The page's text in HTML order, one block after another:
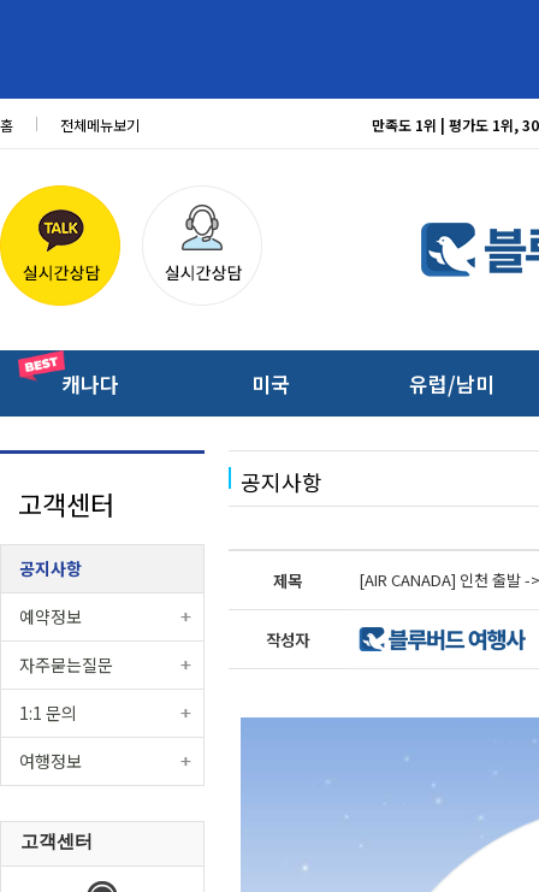
홈 전체메뉴보기 만족도 1위 | 평가도 1위,
캐나다 미국 유럽/남미
고객센터
공지사항
예약정보
자주묻는질문
1:1 문의
여행정보
고객센터
공지사항
제목 [AIR CANADA] 인천 출발
작성자